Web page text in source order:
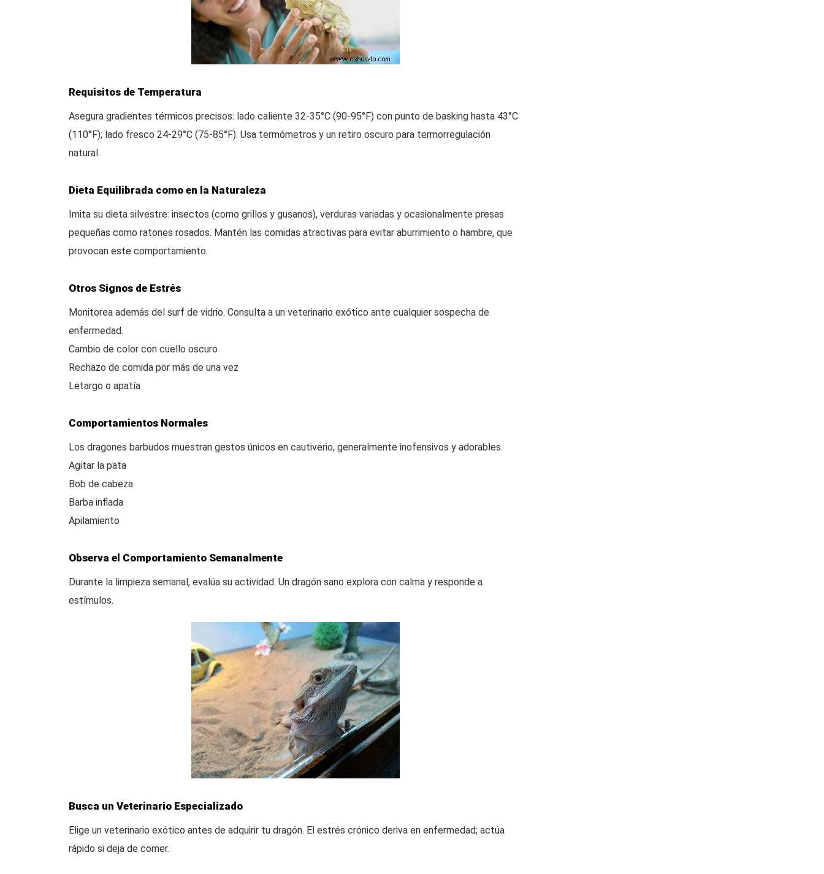
Requisitos de Temperatura
Asegura gradientes térmicos precisos: lado caliente 32-35°C (90-95°F) con punto de basking hasta 43°C
(110°F); lado fresco 24-29°C (75-85°F). Usa termómetros y un retiro oscuro para termorregulación
natural.
Dieta Equilibrada como en la Naturaleza
Imita su dieta silvestre: insectos (como grillos y gusanos), verduras variadas y ocasionalmente presas
pequeñas como ratones rosados. Mantén las comidas atractivas para evitar aburrimiento o hambre, que
provocan este comportamiento.
Otros Signos de Estrés
Monitorea además del surf de vidrio. Consulta a un veterinario exótico ante cualquier sospecha de
enfermedad.
Cambio de color con cuello oscuro
Rechazo de comida por más de una vez
Letargo o apatía
Comportamientos Normales
Los dragones barbudos muestran gestos únicos en cautiverio, generalmente inofensivos y adorables.
Agitar la pata
Bob de cabeza
Barba inflada
Apilamiento
Observa el Comportamiento Semanalmente
Durante la limpieza semanal, evalúa su actividad. Un dragón sano explora con calma y responde a
estímulos.
Busca un Veterinario Especializado
Elige un veterinario exótico antes de adquirir tu dragón. El estrés crónico deriva en enfermedad; actúa
rápido si deja de comer.